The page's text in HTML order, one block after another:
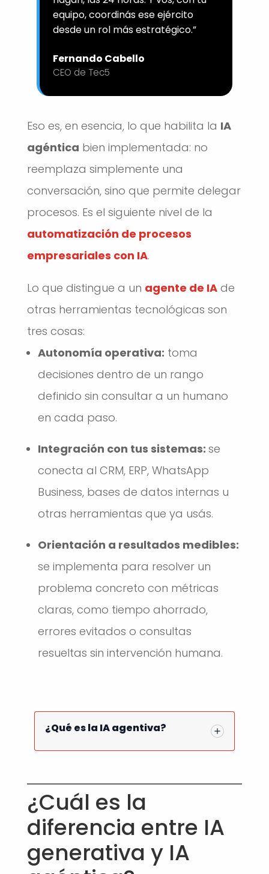
equipo, coordinás ese ejército
desde un rol más estratégico.”
Fernando Cabello
CEO de Tec5
Eso es, en esencia, lo que habilita la IA
agéntica bien implementada: no
reemplaza simplemente una
conversación, sino que permite delegar
procesos. Es el siguiente nivel de la
automatización de procesos
empresariales con IA.
Lo que distingue a un agente de IAde
otras herramientas tecnológicas son
tres cosas:
Autonomía operativa: toma
decisiones dentro de un rango
definido sin consultar a un humano
en cada paso.
Integración con tus sistemas: se
conecta al CRM, ERP, WhatsApp
Business, bases de datos internas u
otras herramientas que ya usás.
Orientación a resultados medibles:
se implementa para resolver un
problema concreto con métricas
claras, como tiempo ahorrado,
errores evitados o consultas
resueltas sin intervención humana.
¿Qué es la IA agentiva?
¿Cuál es la
diferencia entre IA
generativa y IA